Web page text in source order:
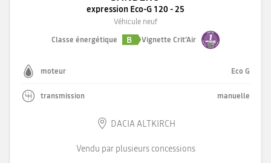
expression Eco-G 120 - 25
Véhicule neuf
Classe énergétique
B Vignette Crit'Air
moteur Eco G
transmission manuelle
DACIA ALTKIRCH
Vendu par plusieurs concessions